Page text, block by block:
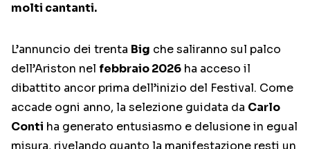
molti cantanti.
L’annuncio dei trenta Big che saliranno sul palco
dell’Ariston nel febbraio 2026 ha acceso il
dibattito ancor prima dell’inizio del Festival. Come
accade ogni anno, la selezione guidata da Carlo
Conti ha generato entusiasmo e delusione in egual
misura, rivelando quanto la manifestazione resti un